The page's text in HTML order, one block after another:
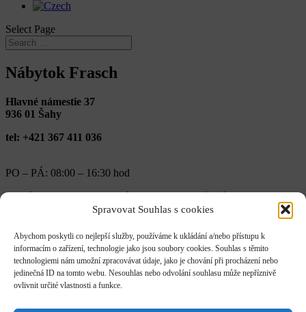
Spravovat Souhlas s cookies
Abychom poskytli co nejlepší služby, používáme k ukládání a/nebo přístupu k
informacím o zařízení, technologie jako jsou soubory cookies. Souhlas s těmito
technologiemi nám umožní zpracovávat údaje, jako je chování při procházení nebo
jedinečná ID na tomto webu. Nesouhlas nebo odvolání souhlasu může nepříznivě
ovlivnit určité vlastnosti a funkce.
Select Page
Nábytok Frasch
Hlavné námestie 37
936 01 Šahy
tel: +421 367 411 036
PO – PÁ: 08:00 – 16:30 hod
←Nábytok DASK s.r.o. Nábytok Josef Merašický→
Posted on
December 16, 2022